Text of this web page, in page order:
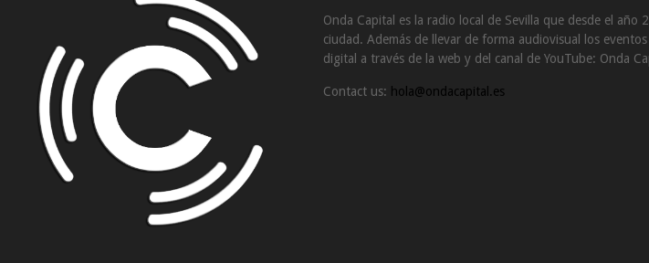
Onda Capital es la radio local de Sevilla que desde el
ciudad. Además de llevar de forma audiovisual los
digital a través de la web y del canal de YouTube: Onda
Contact us: hola@ondacapital.es